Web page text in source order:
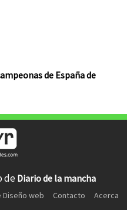
de España de
de Diario de la mancha
web Contacto
Acerca